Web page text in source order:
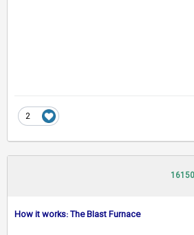
How it works: The Blast Furnace